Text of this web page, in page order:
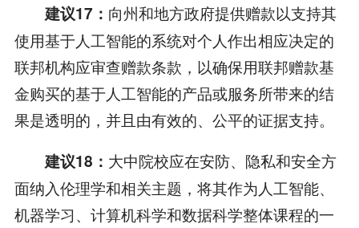
建议17： 向州和地方政府提供赠款以支持其
使用基于人工智能的系统对个人作出相应决定的
联邦机构应审查赠款条款，以确保用联邦赠款基
金购买的基于人工智能的产品或服务所带来的结
果是透明的，并且由有效的、公平的证据支持。
建议18： 大中院校应在安防、隐私和安全方
面纳入伦理学和相关主题，将其作为人工智能、
机器学习、计算机科学和数据科学整体课程的一